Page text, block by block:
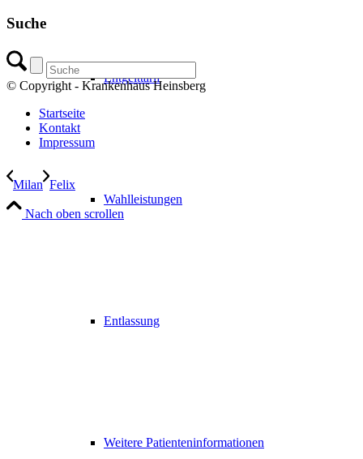
Entgelttarif
Wahlleistungen
Entlassung
Weitere Patienteninformationen
Suche
© Copyright - Krankenhaus Heinsberg
Startseite
Kontakt
Impressum
Milan Felix
Nach oben scrollen